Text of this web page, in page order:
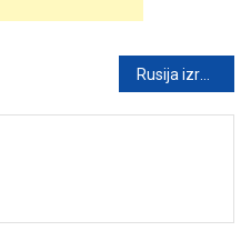
Rusija izražava zabrinutost zbog navodnog izvoza oružja iz Srbije u Ukrajinu